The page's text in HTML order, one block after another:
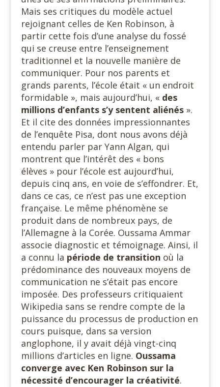
Mais ses critiques du modèle actuel
rejoignant celles de Ken Robinson, à
partir cette fois d’une analyse du fossé
qui se creuse entre l’enseignement
traditionnel et la nouvelle manière de
communiquer. Pour nos parents et
grands parents, l’école était « un endroit
formidable », mais aujourd’hui, « des
millions d’enfants s’y sentent aliénés ».
Et il cite des données impressionnantes
de l’enquête Pisa, dont nous avons déjà
entendu parler par Yann Algan, qui
montrent que l’intérêt des « bons
élèves » pour l’école est aujourd’hui,
depuis cinq ans, en voie de s’effondrer. Et,
dans ce cas, ce n’est pas une exception
française. Le même phénomène se
produit dans de nombreux pays, de
l’Allemagne à la Corée. Oussama Ammar
associe diagnostic et témoignage. Ainsi, il
a connu la période de transition où la
prédominance des nouveaux moyens de
communication ne s’était pas encore
imposée. Des professeurs critiquaient
Wikipedia sans se rendre compte de la
puissance du processus de production en
cours puisque, dans sa version
anglophone, il y avait déjà vingt-cinq
millions d’articles en ligne. Oussama
converge avec Ken Robinson sur la
nécessité d’encourager la créativité.